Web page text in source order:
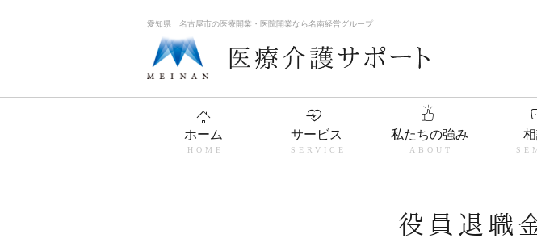
愛知県 名古屋市の医療開業・医院開業なら名南経営グループ
ホーム サービス 私たちの強み
役員退職